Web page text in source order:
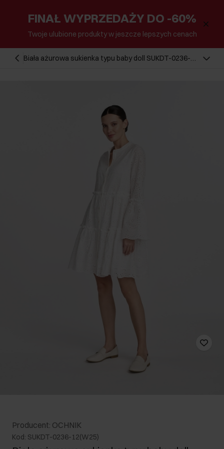
FINAŁ WYPRZEDAŻY DO -60%
Twoje ulubione produkty w jeszcze lepszych cenach
Biała ażurowa sukienka typu baby doll SUKDT-0236-
Producent: OCHNIK
Kod: SUKDT-0236-12(W25)